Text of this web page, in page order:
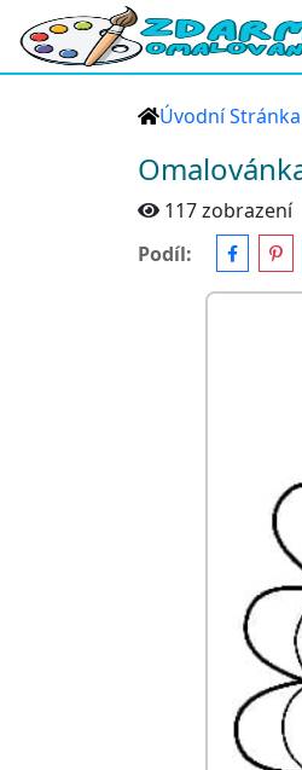
Úvodní Stránka
117 zobrazení
Podíl: